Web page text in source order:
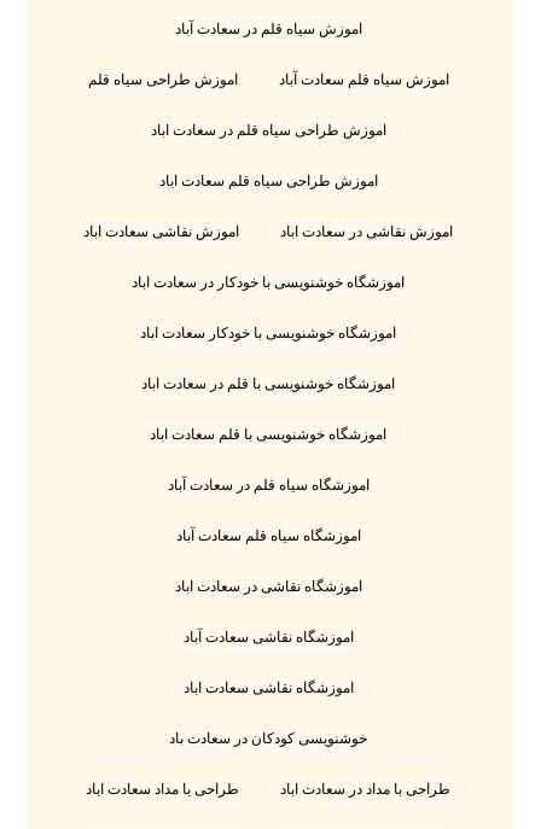
اموزش سیاه قلم در سعادت آباد
اموزش سیاه قلم سعادت آباد اموزش طراحی سیاه قلم
اموزش طراحی سیاه قلم در سعادت اباد
اموزش طراحی سیاه قلم سعادت اباد
اموزش نقاشی در سعادت اباد اموزش نقاشی سعادت اباد
اموزشگاه خوشنویسی با خودکار در سعادت اباد
اموزشگاه خوشنویسی با خودکار سعادت اباد
اموزشگاه خوشنویسی با قلم در سعادت اباد
اموزشگاه خوشنویسی با قلم سعادت اباد
اموزشگاه سیاه قلم در سعادت آباد
اموزشگاه سیاه قلم سعادت آباد
اموزشگاه نقاشی در سعادت اباد
اموزشگاه نقاشی سعادت آباد
اموزشگاه نقاشی سعادت اباد
خوشنویسی کودکان در سعادت باد
طراحی با مداد در سعادت اباد طراحی با مداد سعادت اباد